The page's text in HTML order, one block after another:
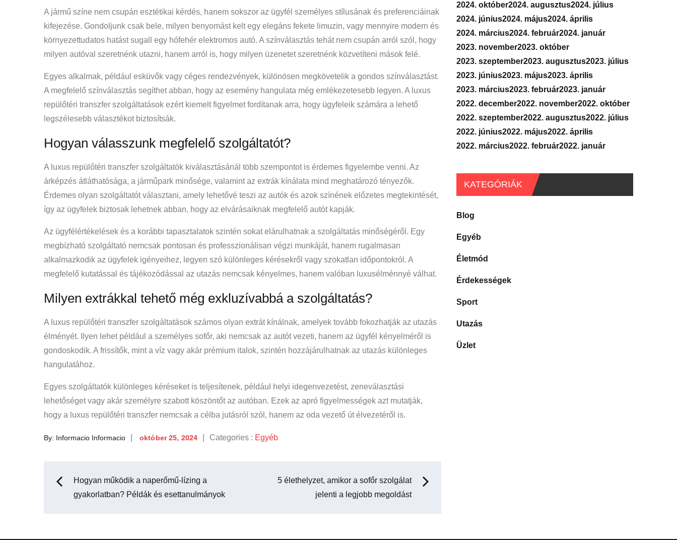
A jármű színe nem csupán esztétikai kérdés, hanem sokszor az ügyfél személyes stílusának és preferenciáinak
kifejezése. Gondoljunk csak bele, milyen benyomást kelt egy elegáns fekete limuzin, vagy mennyire modern és
környezettudatos hatást sugall egy hófehér elektromos autó. A színválasztás tehát nem csupán arról szól, hogy
milyen autóval szeretnénk utazni, hanem arról is, hogy milyen üzenetet szeretnénk közvetíteni mások felé.
Egyes alkalmak, például esküvők vagy céges rendezvények, különösen megkövetelik a gondos színválasztást.
A megfelelő színválasztás segíthet abban, hogy az esemény hangulata még emlékezetesebb legyen. A luxus
repülőtéri transzfer szolgáltatások ezért kiemelt figyelmet fordítanak arra, hogy ügyfeleik számára a lehető
legszélesebb választékot biztosítsák.
Hogyan válasszunk megfelelő szolgáltatót?
A luxus repülőtéri transzfer szolgáltatók kiválasztásánál több szempontot is érdemes figyelembe venni. Az
árképzés átláthatósága, a járműpark minősége, valamint az extrák kínálata mind meghatározó tényezők.
Érdemes olyan szolgáltatót választani, amely lehetővé teszi az autók és azok színének előzetes megtekintését,
így az ügyfelek biztosak lehetnek abban, hogy az elvárásaiknak megfelelő autót kapják.
Az ügyfélértékelések és a korábbi tapasztalatok szintén sokat elárulhatnak a szolgáltatás minőségéről. Egy
megbízható szolgáltató nemcsak pontosan és professzionálisan végzi munkáját, hanem rugalmasan
alkalmazkodik az ügyfelek igényeihez, legyen szó különleges kérésekről vagy szokatlan időpontokról. A
megfelelő kutatással és tájékozódással az utazás nemcsak kényelmes, hanem valóban luxusélménnyé válhat.
Milyen extrákkal tehető még exkluzívabbá a szolgáltatás?
A luxus repülőtéri transzfer szolgáltatások számos olyan extrát kínálnak, amelyek tovább fokozhatják az utazás
élményét. Ilyen lehet például a személyes sofőr, aki nemcsak az autót vezeti, hanem az ügyfél kényelméről is
gondoskodik. A frissítők, mint a víz vagy akár prémium italok, szintén hozzájárulhatnak az utazás különleges
hangulatához.
Egyes szolgáltatók különleges kéréseket is teljesítenek, például helyi idegenvezetést, zeneválasztási
lehetőséget vagy akár személyre szabott köszöntőt az autóban. Ezek az apró figyelmességek azt mutatják,
hogy a luxus repülőtéri transzfer nemcsak a célba jutásról szól, hanem az oda vezető út élvezetéről is.
By: Informacio Informacio
Posted
október 25, 2024
Categories
Categories : Egyéb
Bejegyzés
Hogyan működik a naperőmű-lízing a
gyakorlatban? Példák és esettanulmányok
5 élethelyzet, amikor a sofőr szolgálat
jelenti a legjobb megoldást
2024. október2024. augusztus2024. július
2024. június2024. május2024. április
2024. március2024. február2024. január
2023. november2023. október
2023. szeptember2023. augusztus2023. július
2023. június2023. május2023. április
2023. március2023. február2023. január
2022. december2022. november2022. október
2022. szeptember2022. augusztus2022. július
2022. június2022. május2022. április
2022. március2022. február2022. január
KATEGÓRIÁK
Blog
Egyéb
Életmód
Érdekességek
Sport
Utazás
Üzlet